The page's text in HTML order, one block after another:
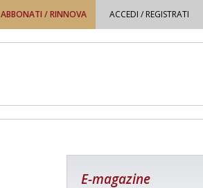
ABBONATI / RINNOVA ACCEDI / REGISTRATI
E-magazine